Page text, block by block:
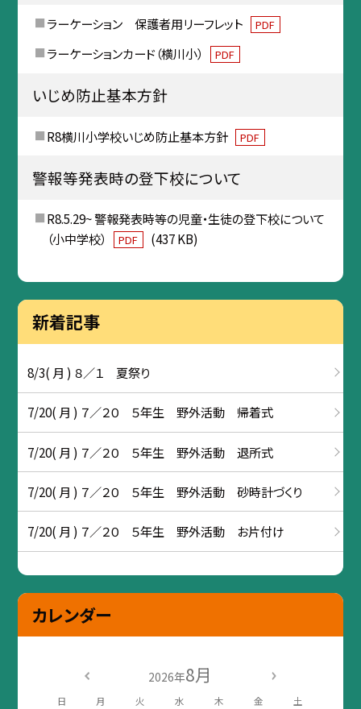
ラーケーション 保護者用リーフレット PDF
ラーケーションカード（横川小） PDF
いじめ防止基本方針
R8横川小学校いじめ防止基本方針 PDF
警報等発表時の登下校について
R8.5.29~ 警報発表時等の児童・生徒の登下校について
（小中学校）
PDF (437 KB)
新着記事
8/3( 月 ) ８／１ 夏祭り
7/20( 月 ) ７／２０ ５年生 野外活動 帰着式
7/20( 月 ) ７／２０ ５年生 野外活動 退所式
7/20( 月 ) ７／２０ ５年生 野外活動 砂時計づくり
7/20( 月 ) ７／２０ ５年生 野外活動 お片付け
カレンダー
2026年8月
日 月 火 水 木 金 土